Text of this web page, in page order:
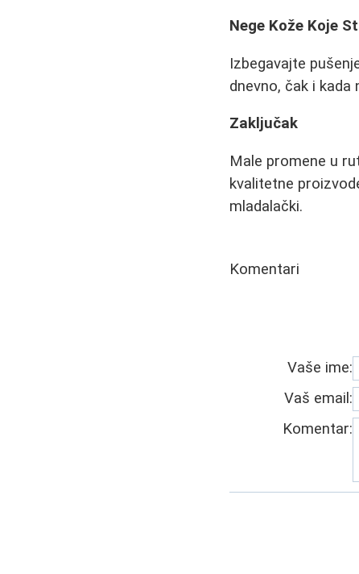
Nege Kože Koje
Izbegavajte
dnevno, čak i kada
Zaključak
Male promene u
kvalitetne
mladalački.
Komentari
Vaše ime:
Vaš email:
Komentar: